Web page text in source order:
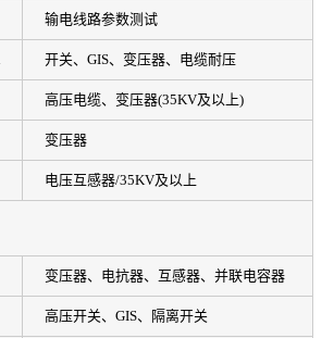
输电线路参数测试
开关、GIS、变压器、电缆耐压
高压电缆、变压器(35KV及以上)
变压器
电压互感器/35KV及以上
变压器、电抗器、互感器、并联电容器
高压开关、GIS、隔离开关